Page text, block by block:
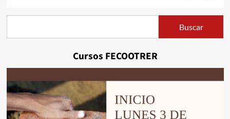
Buscar
Cursos FECOOTRER